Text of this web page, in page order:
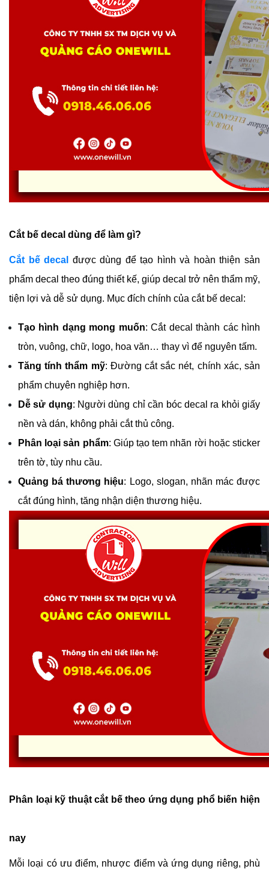
Cắt bế decal dùng để làm gì?
Cắt bế decal
được dùng để tạo hình và hoàn thiện sản
phẩm decal theo đúng thiết kế, giúp decal trở nên thẩm mỹ,
tiện lợi và dễ sử dụng. Mục đích chính của cắt bế decal:
Tạo hình dạng mong muốn: Cắt decal thành các hình
tròn, vuông, chữ, logo, hoa văn… thay vì để nguyên tấm.
Tăng tính thẩm mỹ: Đường cắt sắc nét, chính xác, sản
phẩm chuyên nghiệp hơn.
Dễ sử dụng: Người dùng chỉ cần bóc decal ra khỏi giấy
nền và dán, không phải cắt thủ công.
Phân loại sản phẩm: Giúp tạo tem nhãn rời hoặc sticker
trên tờ, tùy nhu cầu.
Quảng bá thương hiệu: Logo, slogan, nhãn mác được
cắt đúng hình, tăng nhận diện thương hiệu.
Phân loại kỹ thuật cắt bế theo ứng dụng phổ biến hiện
nay
Mỗi loại có ưu điểm, nhược điểm và ứng dụng riêng, phù